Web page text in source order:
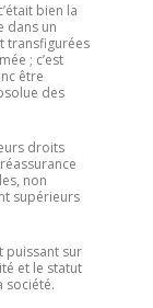
bien la
dans un
transfigurées
; c’est
être
des
droits
non
supérieurs
puissant sur
et le statut
société.